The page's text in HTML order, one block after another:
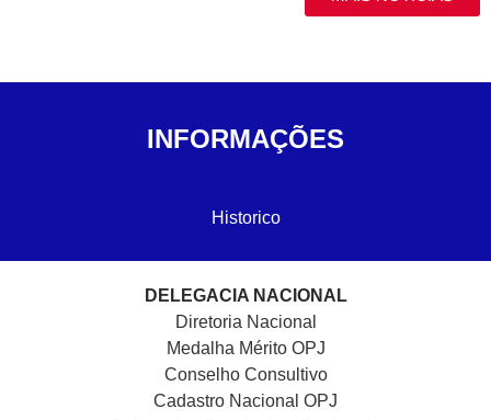
INFORMAÇÕES
Historico
DELEGACIA NACIONAL
Diretoria Nacional
Medalha Mérito OPJ
Conselho Consultivo
Cadastro Nacional OPJ